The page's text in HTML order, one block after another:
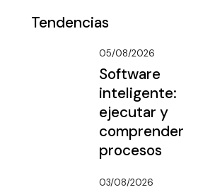
Tendencias
05/08/2026
Software
inteligente:
ejecutar y
comprender
procesos
03/08/2026